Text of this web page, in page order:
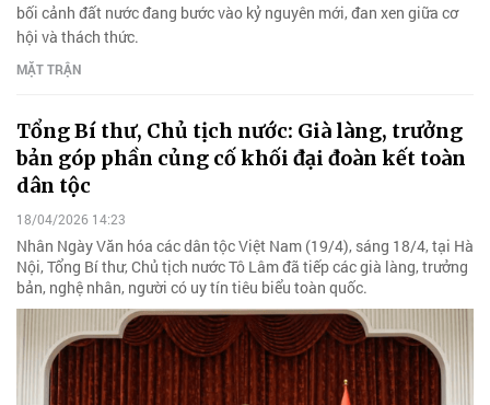
bối cảnh đất nước đang bước vào kỷ nguyên mới, đan xen giữa cơ
hội và thách thức.
MẶT TRẬN
Tổng Bí thư, Chủ tịch nước: Già làng, trưởng
bản góp phần củng cố khối đại đoàn kết toàn
dân tộc
18/04/2026 14:23
Nhân Ngày Văn hóa các dân tộc Việt Nam (19/4), sáng 18/4, tại Hà
Nội, Tổng Bí thư, Chủ tịch nước Tô Lâm đã tiếp các già làng, trưởng
bản, nghệ nhân, người có uy tín tiêu biểu toàn quốc.